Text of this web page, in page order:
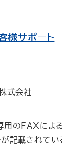
様サポート
式会社
用のFAXによ
が記載されてい